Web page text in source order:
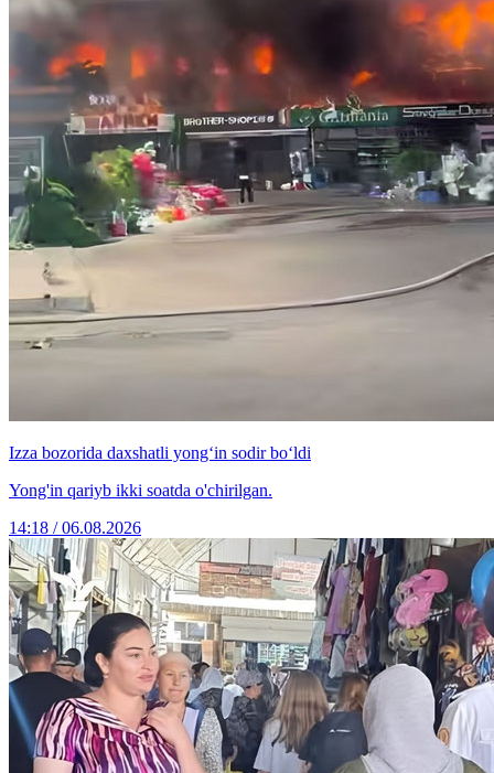
Izza bozorida daxshatli yong‘in sodir bo‘ldi
Yong'in qariyb ikki soatda o'chirilgan.
14:18 / 06.08.2026